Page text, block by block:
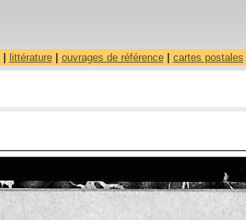
littérature| ouvrages de référence| cartes postales